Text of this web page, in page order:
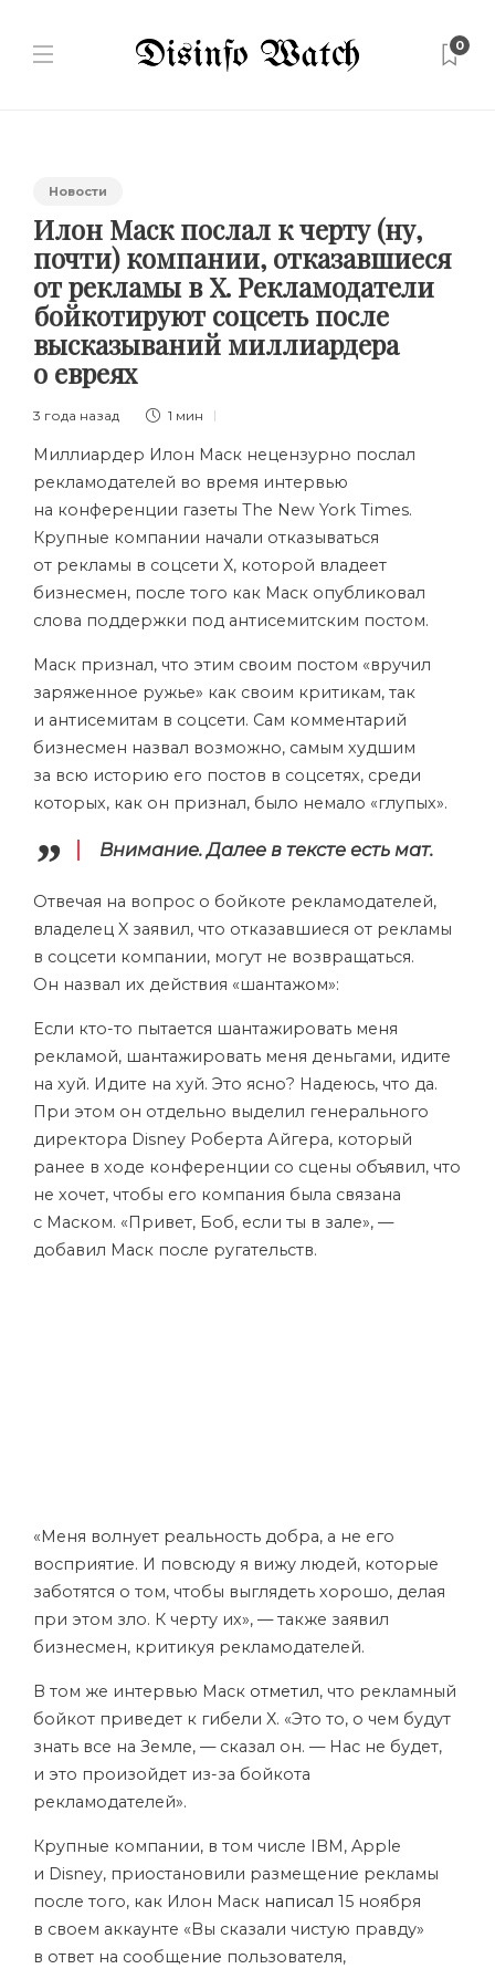
0
Новости
Илон Маск послал к черту (ну,
почти) компании, отказавшиеся
от рекламы в Х. Рекламодатели
бойкотируют соцсеть после
высказываний миллиардера
о евреях
3 года назад 1 мин
Миллиардер Илон Маск нецензурно послал
рекламодателей во время интервью
на конференции газеты The New York Times.
Крупные компании начали отказываться
от рекламы в соцсети Х, которой владеет
бизнесмен, после того как Маск опубликовал
слова поддержки под антисемитским постом.
Маск признал, что этим своим постом «вручил
заряженное ружье» как своим критикам, так
и антисемитам в соцсети. Сам комментарий
бизнесмен назвал возможно, самым худшим
за всю историю его постов в соцсетях, среди
которых, как он признал, было немало «глупых».
Внимание. Далее в тексте есть мат.
Отвечая на вопрос о бойкоте рекламодателей,
владелец X заявил, что отказавшиеся от рекламы
в соцсети компании, могут не возвращаться.
Он назвал их действия «шантажом»:
Если кто-то пытается шантажировать меня
рекламой, шантажировать меня деньгами, идите
на хуй. Идите на хуй. Это ясно? Надеюсь, что да.
При этом он отдельно выделил генерального
директора Disney Роберта Айгера, который
ранее в ходе конференции со сцены объявил, что
не хочет, чтобы его компания была связана
с Маском. «Привет, Боб, если ты в зале», —
добавил Маск после ругательств.
«Меня волнует реальность добра, а не его
восприятие. И повсюду я вижу людей, которые
заботятся о том, чтобы выглядеть хорошо, делая
при этом зло. К черту их», — также заявил
бизнесмен, критикуя рекламодателей.
В том же интервью Маск отметил, что рекламный
бойкот приведет к гибели Х. «Это то, о чем будут
знать все на Земле, — сказал он. — Нас не будет,
и это произойдет из-за бойкота
рекламодателей».
Крупные компании, в том числе IBM, Apple
и Disney, приостановили размещение рекламы
после того, как Илон Маск написал 15 ноября
в своем аккаунте «Вы сказали чистую правду»
в ответ на сообщение пользователя,